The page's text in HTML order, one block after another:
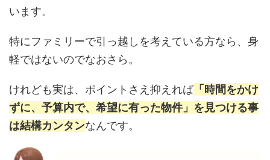
います。
特にファミリーで引っ越しを考えている方なら、身
軽ではないのでなおさら。
けれども実は、ポイントさえ抑えれば 「時間をかけ
ずに、予算内で、希望に有った物件」を見つける事
は結構カンタンなんです。